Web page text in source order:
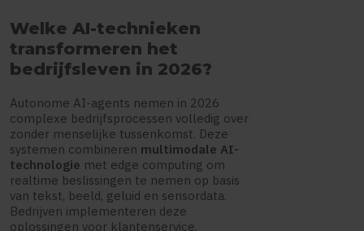
Welke AI-technieken
transformeren het
bedrijfsleven in 2026?
Autonome AI-agents nemen in 2026
complexe bedrijfsprocessen volledig over
zonder menselijke tussenkomst. Deze
systemen combineren multimodale AI-
technologie met edge computing om
realtime beslissingen te nemen op basis
van tekst, beeld, geluid en sensordata.
Bedrijven implementeren deze
oplossingen voor klantenservice,